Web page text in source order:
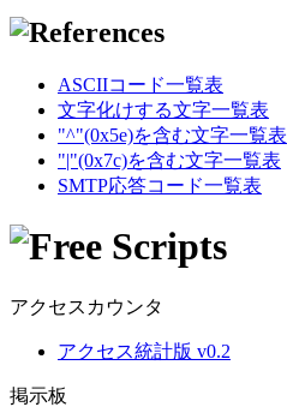
ASCIIコード一覧表
文字化けする文字一覧表
"^"(0x5e)を含む文字一覧表
"|"(0x7c)を含む文字一覧表
SMTP応答コード一覧表
アクセスカウンタ
アクセス統計版 v0.2
掲示板